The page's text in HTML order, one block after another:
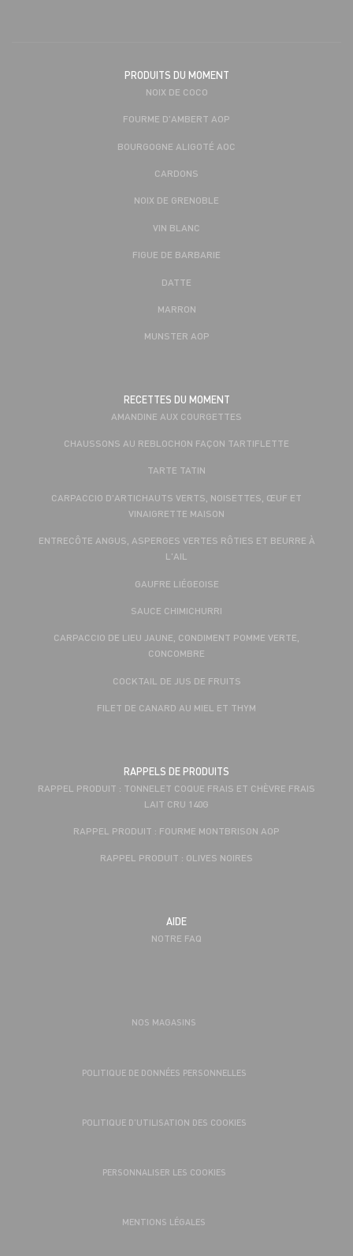
PRODUITS DU MOMENT
NOIX DE COCO
FOURME D'AMBERT AOP
BOURGOGNE ALIGOTÉ AOC
CARDONS
NOIX DE GRENOBLE
VIN BLANC
FIGUE DE BARBARIE
DATTE
MARRON
MUNSTER AOP
RECETTES DU MOMENT
AMANDINE AUX COURGETTES
CHAUSSONS AU REBLOCHON FAÇON TARTIFLETTE
TARTE TATIN
CARPACCIO D'ARTICHAUTS VERTS, NOISETTES, ŒUF ET
VINAIGRETTE MAISON
ENTRECÔTE ANGUS, ASPERGES VERTES RÔTIES ET BEURRE À
L'AIL
GAUFRE LIÉGEOISE
SAUCE CHIMICHURRI
CARPACCIO DE LIEU JAUNE, CONDIMENT POMME VERTE,
CONCOMBRE
COCKTAIL DE JUS DE FRUITS
FILET DE CANARD AU MIEL ET THYM
RAPPELS DE PRODUITS
RAPPEL PRODUIT : TONNELET COQUE FRAIS ET CHÈVRE FRAIS
LAIT CRU 140G
RAPPEL PRODUIT : FOURME MONTBRISON AOP
RAPPEL PRODUIT : OLIVES NOIRES
AIDE
NOTRE FAQ
NOS MAGASINS
POLITIQUE DE DONNÉES PERSONNELLES
POLITIQUE D’UTILISATION DES COOKIES
PERSONNALISER LES COOKIES
MENTIONS LÉGALES